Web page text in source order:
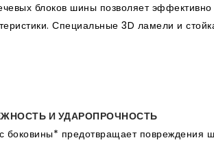
блоков шины позволяет эффективно
Специальные 3D ламели и
И УДАРОПРОЧНОСТЬ
боковины* предотвращает повреждения